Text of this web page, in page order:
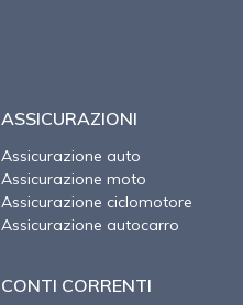
ASSICURAZIONI
Assicurazione auto
Assicurazione moto
Assicurazione ciclomotore
Assicurazione autocarro
CONTI CORRENTI